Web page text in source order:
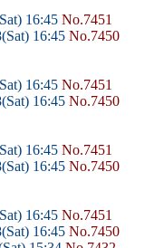
16:45 No.7451
16:45 No.7450
16:45 No.7451
16:45 No.7450
16:45 No.7451
16:45 No.7450
16:45 No.7451
16:45 No.7450